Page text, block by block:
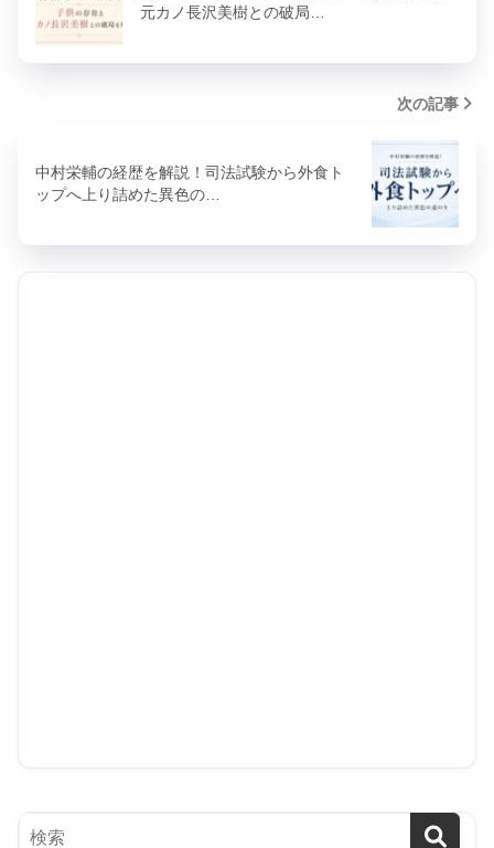
元カノ長沢美樹との破局…
次の記事
中村栄輔の経歴を解説！司法試験から外食ト
ップへ上り詰めた異色の…